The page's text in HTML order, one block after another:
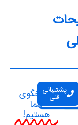
پشتیبانی
فنیپاسخگوی
شما
هستیم!